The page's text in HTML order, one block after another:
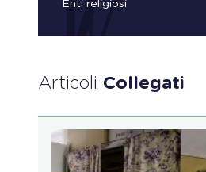
Enti religiosi
Articoli Collegati